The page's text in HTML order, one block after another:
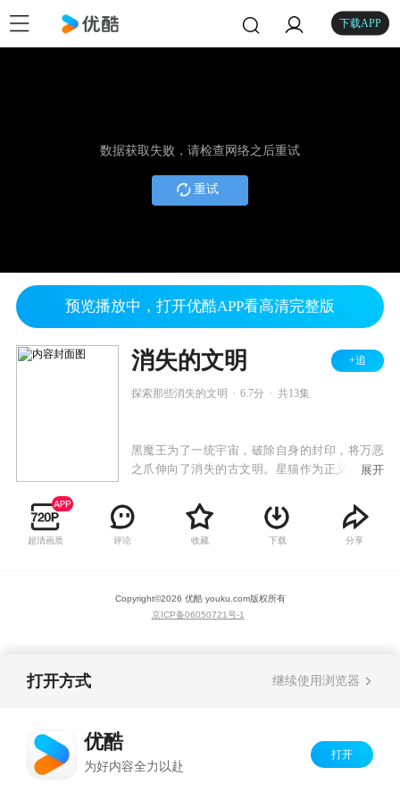
下载APP
数据获取失败，请检查网络之后重试
重试
预览播放中，打开优酷APP看高清完整版
消失的文明 +追
探索那些消失的文明 6.7分 共13集
黑魔王为了一统宇宙，破除自身的封印，将万恶
之爪伸向了消失的古文明。星猫作为正义使者，
王阴谋的道路。让我们随着星猫和他的朋友们的
脚步一起去探索那些消失的文明吧！
展开
超清画质 评论 收藏 下载 分享
Copyright©2026 优酷 youku.com版权所有
京ICP备06050721号-1
打开方式 继续使用浏览器
优酷
为好内容全力以赴
打开